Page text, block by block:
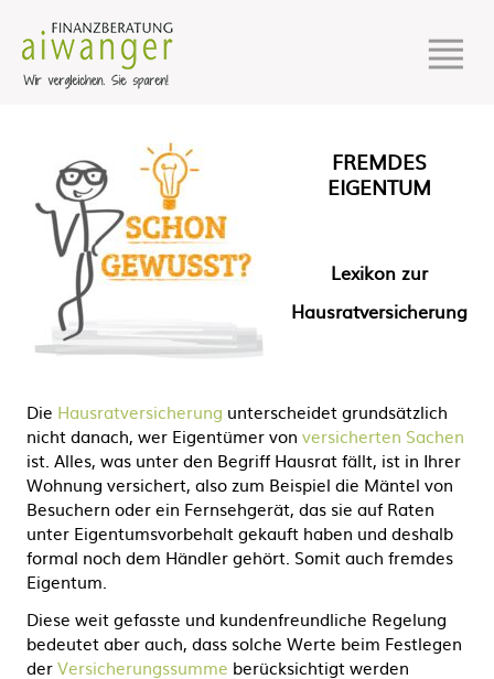
FREMDES
EIGENTUM
Lexikon zur
Hausratversicherung
Die Hausratversicherung unterscheidet grundsätzlich
nicht danach, wer Eigentümer von versicherten Sachen
ist. Alles, was unter den Begriff Hausrat fällt, ist in Ihrer
Wohnung versichert, also zum Beispiel die Mäntel von
Besuchern oder ein Fernsehgerät, das sie auf Raten
unter Eigentumsvorbehalt gekauft haben und deshalb
formal noch dem Händler gehört. Somit auch fremdes
Eigentum.
Diese weit gefasste und kundenfreundliche Regelung
bedeutet aber auch, dass solche Werte beim Festlegen
derVersicherungssumme berücksichtigt werden